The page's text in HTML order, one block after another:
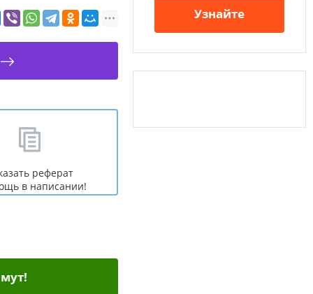
реферат
в написании!
Узнайте